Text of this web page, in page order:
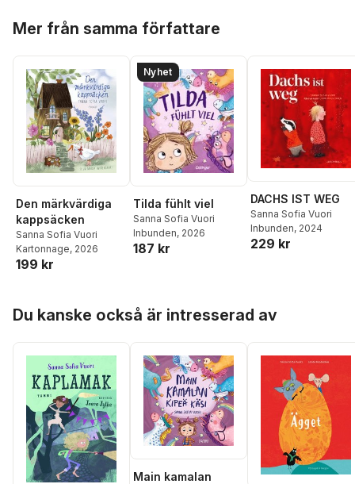
Mer från samma författare
Den märkvärdiga
kappsäcken
Sanna Sofia Vuori
Kartonnage, 2026
199 kr
Nyhet
Tilda fühlt viel
Sanna Sofia Vuori
Inbunden, 2026
187 kr
DACHS IST WEG
Sanna Sofia Vuori
Inbunden, 2024
229 kr
Du kanske också är intresserad av
Main kamalan